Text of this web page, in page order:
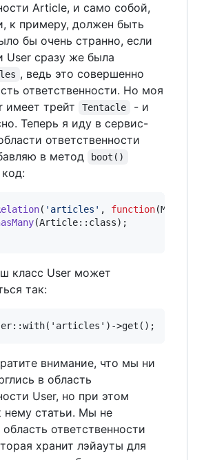
Article, и само собой,
к примеру, должен быть
бы очень странно, если
User сразу же была
, ведь это совершенно
ответственности. Но моя
имеет трейт
Tentacle
- и
Теперь я иду в сервис-
ответственности
в метод
boot()
( ' articles ' , function(Model
(Article::class);
класс User может
так:
внимание, что мы ни
в область
User, но при этом
нему статьи. Мы не
область ответственности
хранит лэйауты для